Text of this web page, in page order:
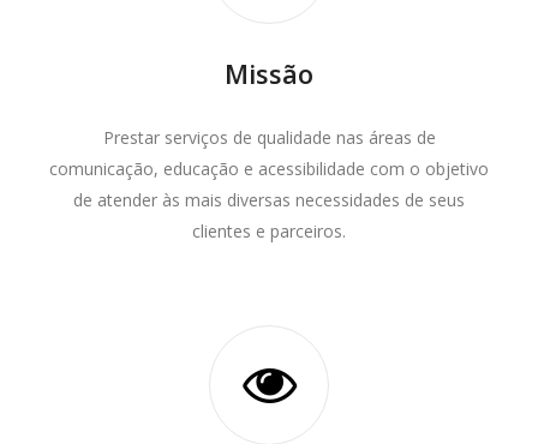
Missão
Prestar serviços de qualidade nas áreas de
comunicação, educação e acessibilidade com o objetivo
de atender às mais diversas necessidades de seus
clientes e parceiros.